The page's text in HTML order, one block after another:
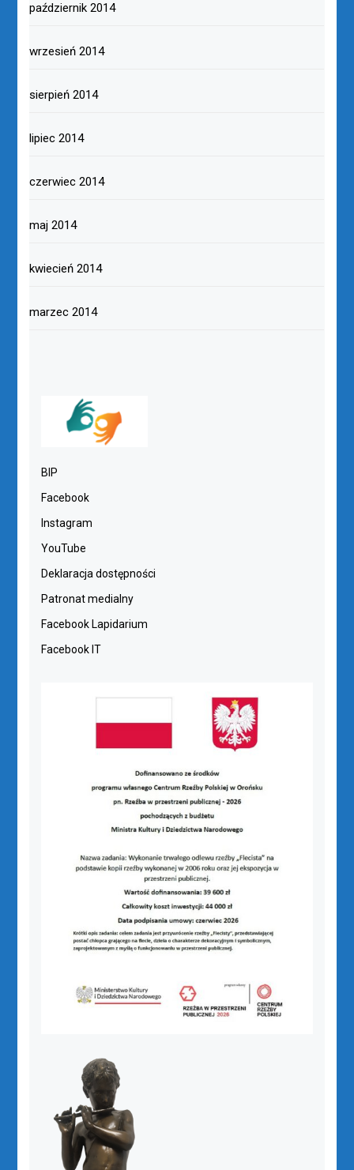
październik 2014
wrzesień 2014
sierpień 2014
lipiec 2014
czerwiec 2014
maj 2014
kwiecień 2014
marzec 2014
BIP
Facebook
Instagram
YouTube
Deklaracja dostępności
Patronat medialny
Facebook Lapidarium
Facebook IT